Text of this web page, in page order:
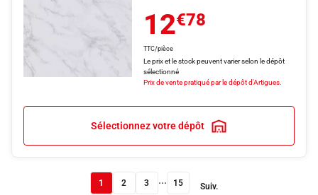
12€78
TTC/pièce
Le prix et le stock peuvent varier selon le dépôt
sélectionné
Prix de vente pratiqué par le dépôt d'Artigues.
Sélectionnez votre dépôt
1 2 3 ... 15 Suiv.